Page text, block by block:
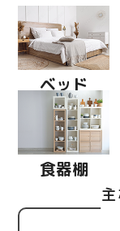
ベッド
食器棚